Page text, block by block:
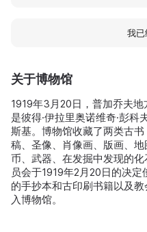
关于博物馆
1919年3月20日，普加乔夫
是彼得·伊拉里奥诺维奇·彭科
斯基。博物馆收藏了两类古
稿、圣像、肖像画、版画、
币、武器、在发掘中发现的
员会于1919年2月20日的决
的手抄本和古印刷书籍以及
入博物馆。
我已